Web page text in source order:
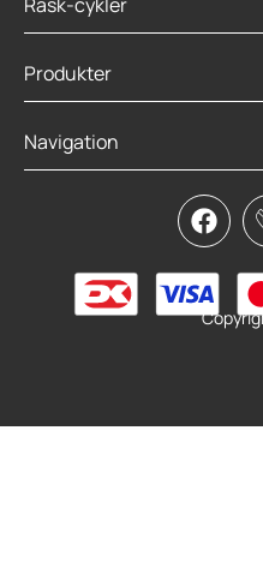
New Looxs
Produkter
Navigation